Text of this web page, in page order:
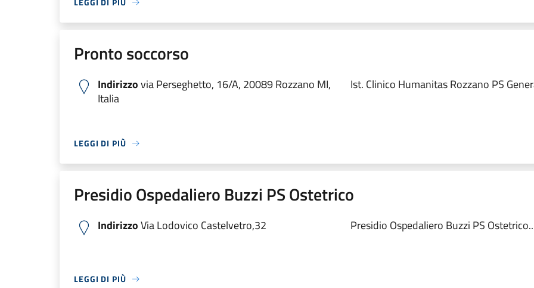
Pronto soccorso
Indirizzovia Perseghetto, 16/A, 20089 Rozzano MI,
Italia
Ist. Clinico Humanitas Rozzano PS
LEGGI DI PIÙ
Presidio Ospedaliero Buzzi PS Ostetrico
IndirizzoVia Lodovico Castelvetro,32 Presidio Ospedaliero Buzzi PS
LEGGI DI PIÙ